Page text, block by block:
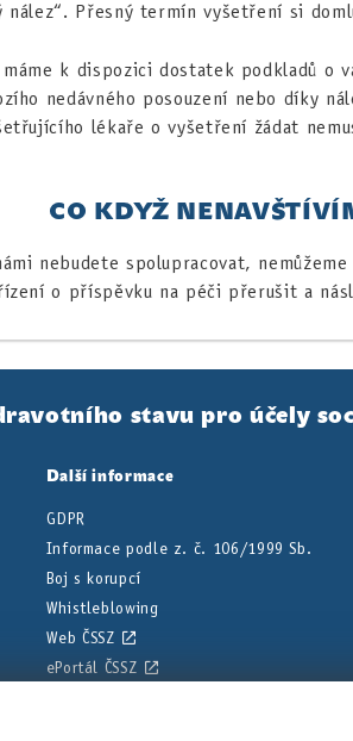
nález“. Přesný termín vyšetření si
k dispozici dostatek podkladů o
nedávného posouzení nebo díky
lékaře o vyšetření žádat
CO KDYŽ
nebudete spolupracovat,
řízení o příspěvku na péči přerušit a
stavu pro účely
Další informace
GDPR
Informace podle z. č. 106/1999 Sb.
Boj s korupcí
Whistleblowing
Web ČSSZ
ePortál ČSSZ